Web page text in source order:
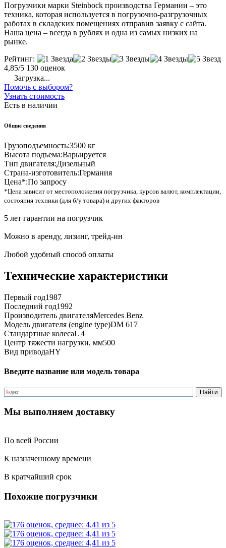
Погрузчики марки Steinbock производства Германии – это
техника, которая используется в погрузочно-разгрузочных
работах в складских помещениях отправив заявку с сайта.
Наша цена – всегда в рублях и одна из самых низких на
рынке.
Рейтинг:
4,85/5 130 оценок
Загрузка...
Помочь с выбором?
Узнать стоимость
Есть в наличии
Общие сведения
Грузоподъемность:3500 кг
Высота подъема:Варьируется
Тип двигателя:Дизельный
Страна-изготовитель:Германия
Цена*:По запросу
*Цена зависит от местоположения погрузчика, курсов валют, комплектации,
состояния техники (для б/у товара) и других факторов
5 лет гарантии на погрузчик
Можно в аренду, лизинг, трейд-ин
Любой удобный способ оплаты
Технические характеристики
Первый год1987
Последний год1992
Производитель двигателяMercedes Benz
Модель двигателя (engine type)DM 617
Стандартные колесаL 4
Центр тяжести нагрузки, мм500
Вид приводаHY
Введите название или модель товара
Мы выполняем доставку
По всей России
К назначенному времени
В кратчайший срок
Похожие погрузчики